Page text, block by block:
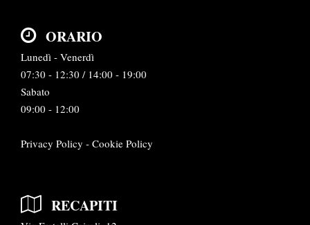
ORARIO
Lunedì - Venerdì
07:30 - 12:30 / 14:00 - 19:00
Sabato
09:00 - 12:00
Privacy Policy - Cookie Policy
RECAPITI